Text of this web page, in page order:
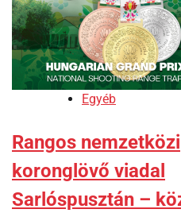
Egyéb
Rangos nemzetközi
koronglövő viadal
Sarlóspusztán –